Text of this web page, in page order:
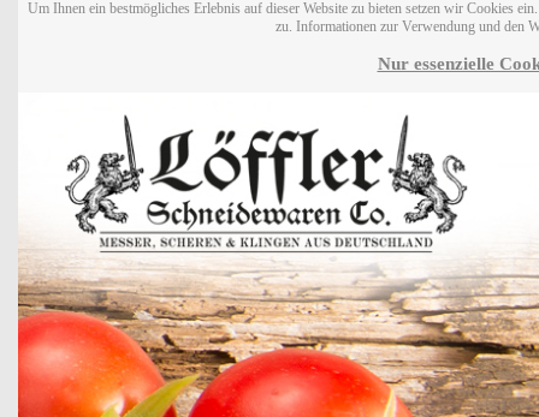
Um Ihnen ein bestmögliches Erlebnis auf dieser Website zu bieten setzen wir Cookies
zu. Informationen zur Verwendung und den
Nur essenzielle